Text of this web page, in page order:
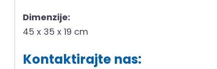
Dimenzije:
45 x 35 x 19 cm
Kontaktirajte nas: